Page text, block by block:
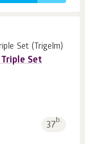
Set
37b.